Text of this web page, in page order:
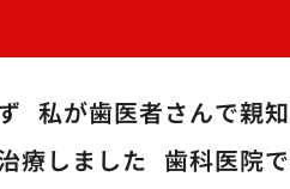
私が歯医者さんで親
療しました 歯科医院